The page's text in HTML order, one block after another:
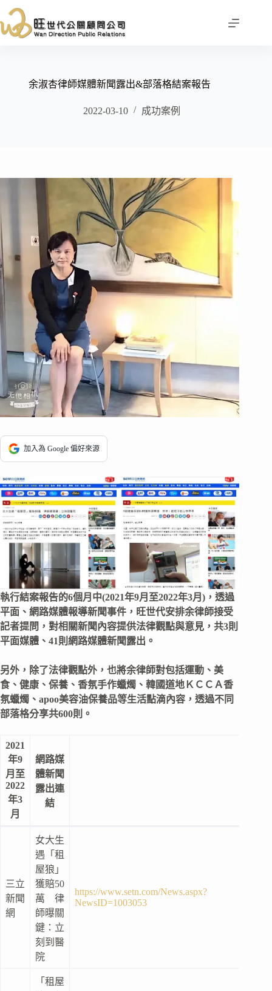
至
主
余淑杏律師媒體新聞露出&部落格結案報告
2022-03-10 成功案例
加入為 Google 偏好來源
執行結案報告的6個月中(2021年9月至2022年3月 ) ，透過
平面、網路媒體報導新聞事件，旺世代安排余律師接受
記者提問，對相關新聞內容提供法律觀點與意見，共3則
平面媒體、 41則網路媒體新聞露出。
另外，除了法律觀點外，也將余律師對包括運動、美
食、健康、 保養、香氛手作蠟燭、 韓國道地ＫＣＣＡ香
氛蠟燭、 apoo美容油保養品等生活點滴內容 ， 透過不同
部落格分享共600則。
2021
年9
月至
2022
年3
月
網路媒
體新聞
露出連
結
三立
新聞
網
女大生
遇「租
屋狼」
獲賠50
萬 律
師曝關
鍵：立
刻到醫
院
https://www.setn.com/News.aspx?
NewsID=1003053
「租屋